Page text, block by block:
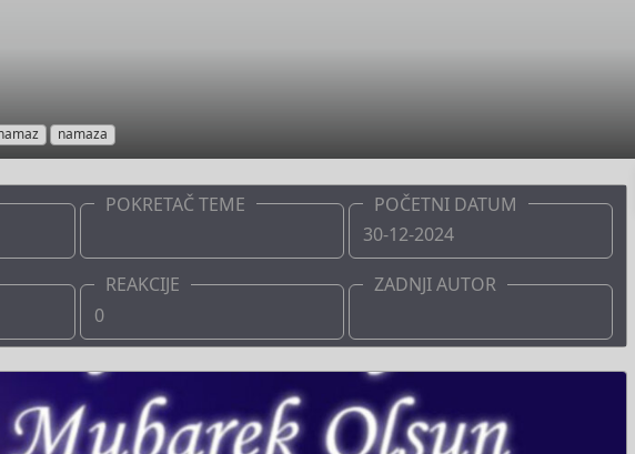
namaza
POKRETAČ TEME
POČETNI DATUM
30-12-2024
REAKCIJE
0
ZADNJI AUTOR